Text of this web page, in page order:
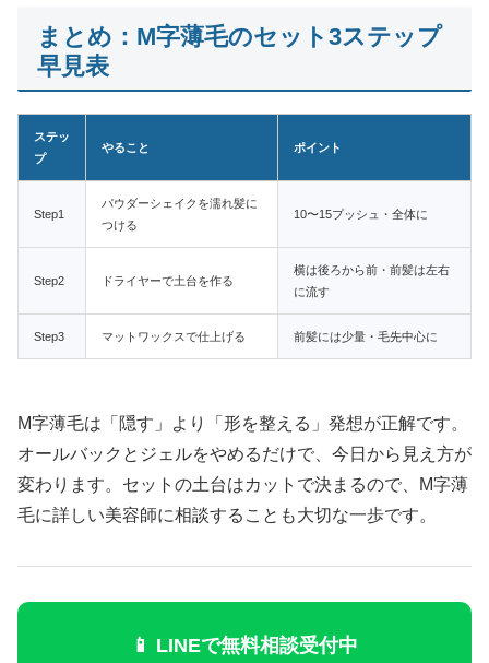
まとめ：M字薄毛のセット3ステップ
早見表
ステッ
プ
やること ポイント
Step1
パウダーシェイクを濡れ髪に
つける
10〜15プッシュ・全体に
Step2 ドライヤーで土台を作る
横は後ろから前・前髪は左右
に流す
Step3 マットワックスで仕上げる 前髪には少量・毛先中心に
M字薄毛は「隠す」より「形を整える」発想が正解です。
オールバックとジェルをやめるだけで、今日から見え方が
変わります。セットの土台はカットで決まるので、M字薄
毛に詳しい美容師に相談することも大切な一歩です。
📱 LINEで無料相談受付中